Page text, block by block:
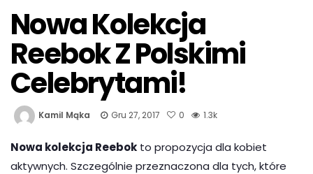
Nowa Kolekcja
Reebok Z Polskimi
Celebrytami!
Kamil Mąka Gru 27, 2017 0 1.3k
Nowa kolekcja Reebok to propozycja dla kobiet
aktywnych. Szczególnie przeznaczona dla tych, które